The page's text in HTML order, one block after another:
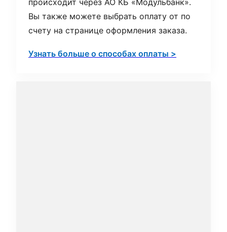
происходит через АО КБ «Модульбанк».
Вы также можете выбрать оплату от по
счету на странице оформления заказа.
Узнать больше о способах оплаты >